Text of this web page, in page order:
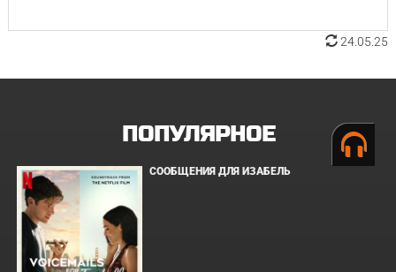
24.05.25
ПОПУЛЯРНОЕ
СООБЩЕНИЯ ДЛЯ ИЗАБЕЛЬ